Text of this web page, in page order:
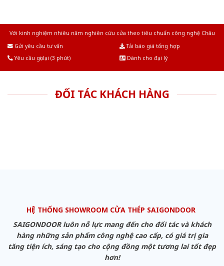
Với kinh nghiệm nhiêu năm nghiên cứu cửa theo tiêu chuẩn công nghệ Châu
Gửi yêu cầu tư vấn
Tải báo giá tổng hợp
Yêu cầu gọi lại (3 phút)
Dành cho đại lý
ĐỐI TÁC KHÁCH HÀNG
HỆ THỐNG SHOWROOM CỬA THÉP SAIGONDOOR
SAIGONDOOR luôn nỗ lực mang đến cho đối tác và khách
hàng những sản phẩm công nghệ cao cấp, có giá trị gia
tăng tiện ích, sáng tạo cho cộng đồng một tương lai tốt đẹp
hơn!